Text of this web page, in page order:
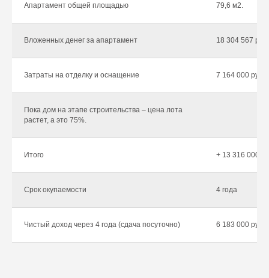
Апартамент общей площадью 79,6 м2.
Вложенных денег за апартамент 18 304 567 руб.
Затраты на отделку и оснащение 7 164 000 руб.
Пока дом на этапе строительства – цена лота
растет, а это 75%.
Итого + 13 316 000
Срок окупаемости 4 года
Чистый доход через 4 года (сдача посуточно) 6 183 000 руб в